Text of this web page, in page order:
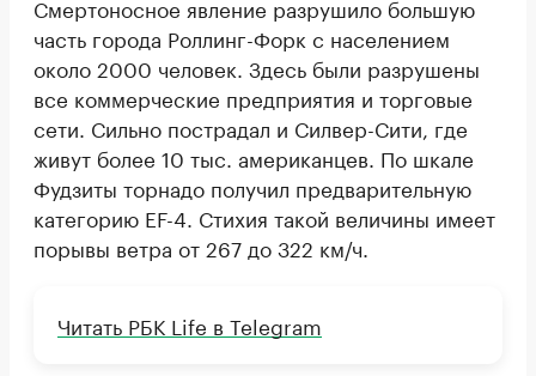
Смертоносное явление разрушило большую
часть города Роллинг-Форк с населением
около 2000 человек. Здесь были разрушены
все коммерческие предприятия и торговые
сети. Сильно пострадал и Силвер-Сити, где
живут более 10 тыс. американцев. По шкале
Фудзиты торнадо получил предварительную
категорию EF-4. Стихия такой величины имеет
порывы ветра от 267 до 322 км/ч.
Читать РБК Life в Telegram